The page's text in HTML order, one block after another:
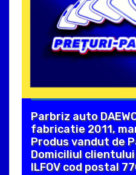
Parbriz auto
fabricatie 2011,
Produs vandut de
Domiciliul clientului
ILFOV cod postal